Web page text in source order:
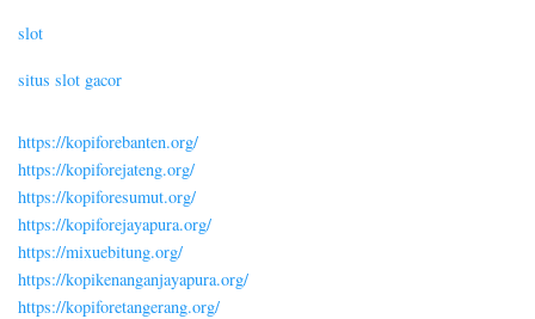
slot
situs slot gacor
https://kopiforebanten.org/
https://kopiforejateng.org/
https://kopiforesumut.org/
https://kopiforejayapura.org/
https://mixuebitung.org/
https://kopikenanganjayapura.org/
https://kopiforetangerang.org/